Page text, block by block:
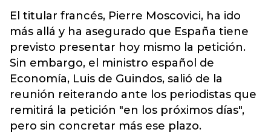
El titular francés, Pierre Moscovici, ha ido
más allá y ha asegurado que España tiene
previsto presentar hoy mismo la petición.
Sin embargo, el ministro español de
Economía, Luis de Guindos, salió de la
reunión reiterando ante los periodistas que
remitirá la petición "en los próximos días",
pero sin concretar más ese plazo.